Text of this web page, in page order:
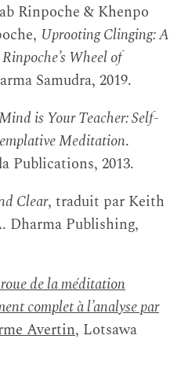
Rinpoche & Khenpo
Uprooting Clinging: A
Wheel of
Samudra, 2019.
is Your Teacher: Self-
Meditation.
Publications, 2013.
Clear, traduit par Keith
Dharma Publishing,
de la méditation
complet à l’analyse par
Avertin, Lotsawa